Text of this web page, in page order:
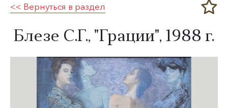
Меандр-Антик
<< Вернуться в раздел
​Блезе С.Г., "Грации", 1988 г.